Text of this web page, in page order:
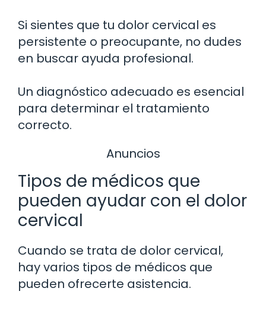
Si sientes que tu dolor cervical es
persistente o preocupante, no dudes
en buscar ayuda profesional.
Un diagnóstico adecuado es esencial
para determinar el tratamiento
correcto.
Anuncios
Tipos de médicos que
pueden ayudar con el dolor
cervical
Cuando se trata de dolor cervical,
hay varios tipos de médicos que
pueden ofrecerte asistencia.